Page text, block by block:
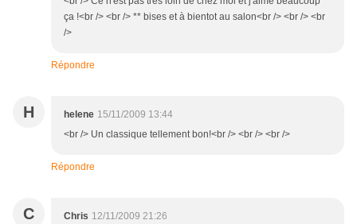
ça !<br /> <br /> ** bises et à bientot au salon<br /> <br /> <br
/>
Répondre
H helene 15/11/2009 13:44
<br /> Un classique tellement bon!<br /> <br /> <br />
Répondre
C Chris 12/11/2009 21:26